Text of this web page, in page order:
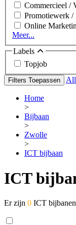
Commercieel /
Promotiewerk /
Online
Meer...
Labels
Topjob
Filters Toepassen
Home
>
Bijbaan
>
Zwolle
>
ICT bijbaan
ICT
Er zijn 0 ICT